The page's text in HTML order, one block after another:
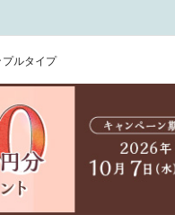
ルタイプ